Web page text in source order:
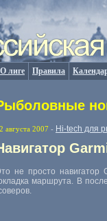
О лиге Правила
августа 2007 - Hi-tech для
не просто навигатор
маршрута. В